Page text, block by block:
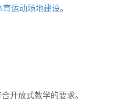
育运动场地建设。
开放式教学的要求。